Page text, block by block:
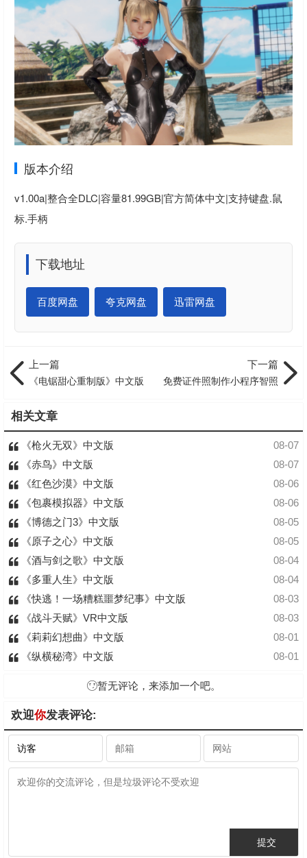
版本介绍
v1.00a|整合全DLC|容量81.99GB|官方简体中文|支持键盘.鼠
标.手柄
下载地址
百度网盘 夸克网盘 迅雷网盘
上一篇
《电锯甜心重制版》中文版
下一篇
免费证件照制作小程序智照
相关文章
08-07
《枪火无双》中文版
08-07
《赤鸟》中文版
08-06
《红色沙漠》中文版
08-06
《包裹模拟器》中文版
08-05
《博德之门3》中文版
08-05
《原子之心》中文版
08-04
《酒与剑之歌》中文版
08-04
《多重人生》中文版
08-03
《快逃！一场糟糕噩梦纪事》中文版
08-03
《战斗天赋》VR中文版
08-01
《莉莉幻想曲》中文版
08-01
《纵横秘湾》中文版
暂无评论，来添加一个吧。
欢迎你发表评论: